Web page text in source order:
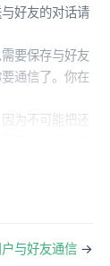
好友的对话请
要保存与好友
通信了。你在
为不可能把还
到列表中即
方式。
与好友通信 →